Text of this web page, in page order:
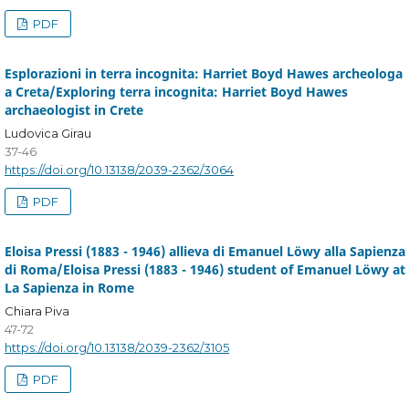
PDF
Esplorazioni in terra incognita: Harriet Boyd Hawes archeologa
a Creta/Exploring terra incognita: Harriet Boyd Hawes
archaeologist in Crete
Ludovica Girau
37-46
https://doi.org/10.13138/2039-2362/3064
PDF
Eloisa Pressi (1883 - 1946) allieva di Emanuel Löwy alla Sapienza
di Roma/Eloisa Pressi (1883 - 1946) student of Emanuel Löwy at
La Sapienza in Rome
Chiara Piva
47-72
https://doi.org/10.13138/2039-2362/3105
PDF